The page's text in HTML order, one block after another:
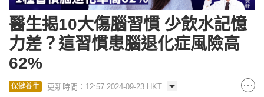
醫生揭10大傷腦習慣 少飲水記憶
力差？這習慣患腦退化症風險高
62%
保健養生 更新時間：12:57 2024-09-23 HKT